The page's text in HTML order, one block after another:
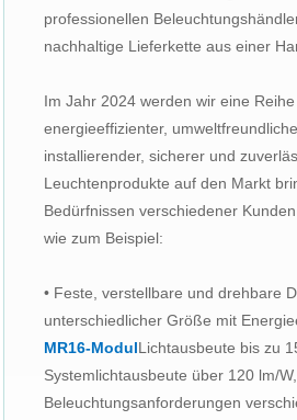
professionellen
nachhaltige Lieferkette aus einer
Im Jahr 2024 werden wir eine Reihe
energieeffizienter,
installierender, sicherer und
Leuchtenprodukte auf den Markt
Bedürfnissen verschiedener
wie zum Beispiel:
• Feste, verstellbare und drehbare
unterschiedlicher Größe mit
MR16-ModulLichtausbeute bis zu
Systemlichtausbeute über 120 lm/
Beleuchtungsanforderungen